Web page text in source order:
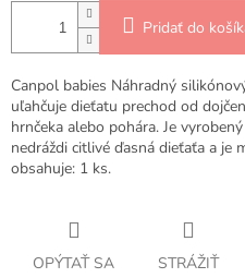
Pridať do
Canpol babies Náhradný
uľahčuje dieťatu prechod od
hrnčeka alebo pohára. Je
nedráždi citlivé ďasná dieťaťa a je
obsahuje: 1 ks.
OPÝTAŤ SA STRÁŽIŤ